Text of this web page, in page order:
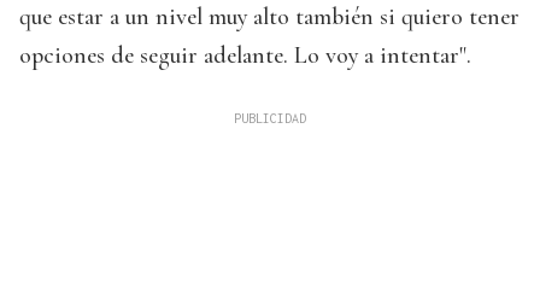
que estar a un nivel muy alto también si quiero tener
opciones de seguir adelante. Lo voy a intentar".